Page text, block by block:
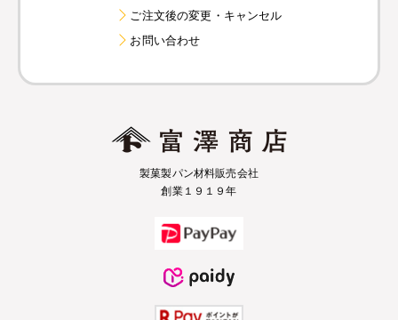
ご注文後の変更・キャンセル
お問い合わせ
製菓製パン材料販売会社
創業１９１９年